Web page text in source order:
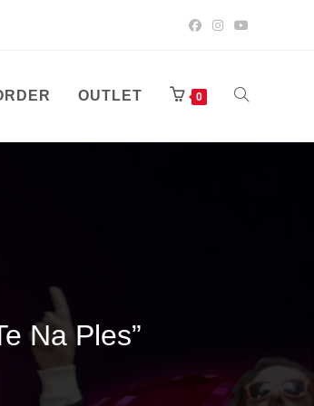
OUTLET 0 UKLJUČI/
STRANICE
Na Ples”